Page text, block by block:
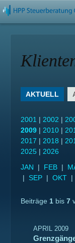
AKTUELL
2001 | 2002 |
2009 | 2010 |
2017 | 2018 |
2025 | 2026
JAN | FEB |
| SEP | OKT |
Beiträge 1 bis 7
APRIL 2009